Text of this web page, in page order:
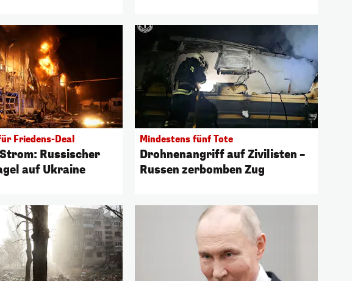
Friedens-Deal
Russischer
auf Ukraine
Mindestens fünf Tote
Drohnenangriff auf Zivilisten –
Russen zerbomben Zug